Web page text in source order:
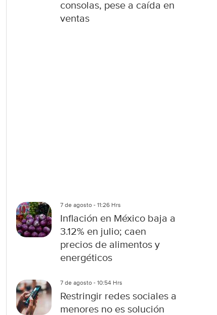
consolas, pese a caída en
ventas
7 de agosto - 11:26 Hrs
Inflación en México baja a
3.12% en julio; caen
precios de alimentos y
energéticos
7 de agosto - 10:54 Hrs
Restringir redes sociales a
menores no es solución